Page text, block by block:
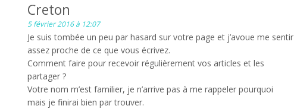
Creton
5 février 2016 à 12:07
Je suis tombée un peu par hasard sur votre page et j’avoue me sentir
assez proche de ce que vous écrivez.
Comment faire pour recevoir régulièrement vos articles et les
partager ?
Votre nom m’est familier, je n’arrive pas à me rappeler pourquoi
mais je finirai bien par trouver.